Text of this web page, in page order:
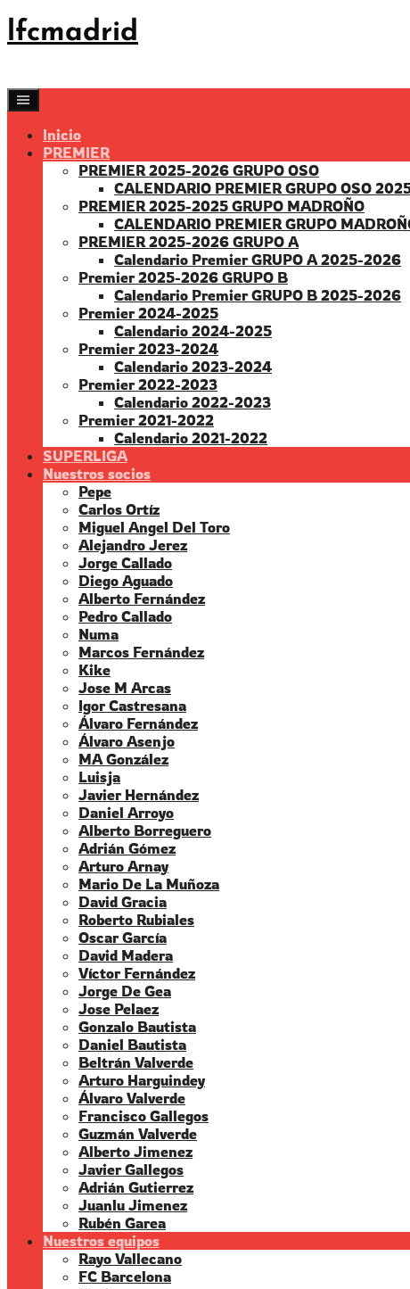
Saltar
al
lfcmadrid
Inicio
PREMIER
PREMIER 2025-2026 GRUPO OSO
CALENDARIO PREMIER GRUPO OSO
PREMIER 2025-2025 GRUPO MADROÑO
CALENDARIO PREMIER GRUPO
PREMIER 2025-2026 GRUPO A
Calendario Premier GRUPO A 2025-2026
Premier 2025-2026 GRUPO B
Calendario Premier GRUPO B 2025-2026
Premier 2024-2025
Calendario 2024-2025
Premier 2023-2024
Calendario 2023-2024
Premier 2022-2023
Calendario 2022-2023
Premier 2021-2022
Calendario 2021-2022
SUPERLIGA
Nuestros socios
Pepe
Carlos Ortíz
Miguel Angel Del Toro
Alejandro Jerez
Jorge Callado
Diego Aguado
Alberto Fernández
Pedro Callado
Numa
Marcos Fernández
Kike
Jose M Arcas
Igor Castresana
Álvaro Fernández
Álvaro Asenjo
MA González
Luisja
Javier Hernández
Daniel Arroyo
Alberto Borreguero
Adrián Gómez
Arturo Arnay
Mario De La Muñoza
David Gracia
Roberto Rubiales
Oscar García
David Madera
Víctor Fernández
Jorge De Gea
Jose Pelaez
Gonzalo Bautista
Daniel Bautista
Beltrán Valverde
Arturo Harguindey
Álvaro Valverde
Francisco Gallegos
Guzmán Valverde
Alberto Jimenez
Javier Gallegos
Adrián Gutierrez
Juanlu Jimenez
Rubén Garea
Nuestros equipos
Rayo Vallecano
FC Barcelona